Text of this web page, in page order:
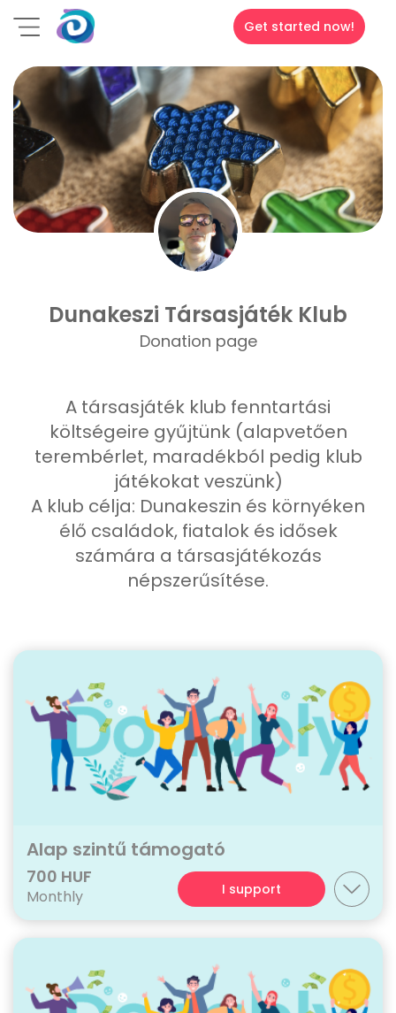
Get started now!
Dunakeszi Társasjáték Klub
Donation page
A társasjáték klub fenntartási
költségeire gyűjtünk (alapvetően
terembérlet, maradékból pedig klub
játékokat veszünk)
A klub célja: Dunakeszin és környéken
élő családok, fiatalok és idősek
számára a társasjátékozás
népszerűsítése.
Alap szintű támogató
700 HUF
Monthly I support